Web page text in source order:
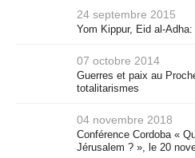
24 septembre 2015
Yom Kippur, Eid al-
07 octobre 2014
Guerres et paix au
totalitarismes
04 novembre 2018
Conférence Cordoba «
Jérusalem ? », le 20